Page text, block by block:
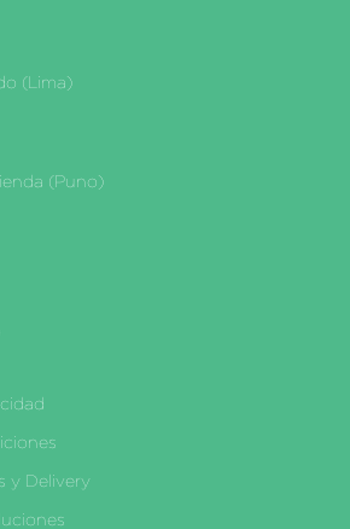
(Lima)
(Puno)
y Delivery